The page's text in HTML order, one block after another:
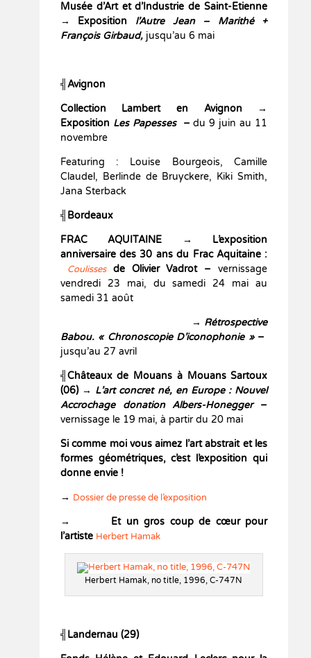
Musée d’Art et d’Industrie de Saint-Etienne
→ Exposition l’Autre Jean – Marithé +
François Girbaud, jusqu’au 6 mai
╣ Avignon
Collection Lambert en Avignon
→
Exposition Les Papesses – du 9 juin au 11
novembre
Featuring : Louise Bourgeois, Camille
Claudel, Berlinde de Bruyckere, Kiki Smith,
Jana Sterback
╣Bordeaux
FRAC AQUITAINE
→ L’exposition
anniversaire des 30 ans du Frac Aquitaine :
Coulissesde Olivier Vadrot – vernissage
vendredi 23 mai, du samedi 24 mai au
samedi 31 août
→ Rétrospective
Babou. « Chronoscopie D’iconophonie » –
jusqu’au 27 avril
╣Châteaux de Mouans à Mouans Sartoux
(06) → L’art concret né, en Europe : Nouvel
Accrochage donation Albers-Honegger–
vernissage le 19 mai, à partir du 20 mai
Si comme moi vous aimez l’art abstrait et les
formes géométriques, c’est l’exposition qui
donne envie !
→ Dossier de presse de l’exposition
→ Et un gros coup de cœur pour
l’artiste Herbert Hamak
Herbert Hamak, no title, 1996, C-747N
╣Landernau (29)